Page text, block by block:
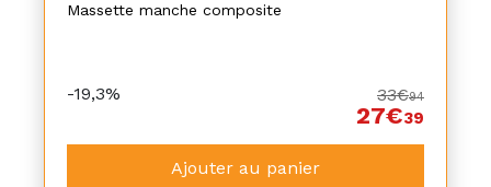
Massette manche composite
-19,3% 33€94
27€39
Ajouter au panier